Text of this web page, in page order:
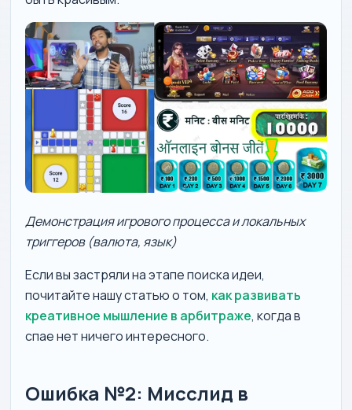
Демонстрация игрового процесса и локальных
триггеров (валюта, язык)
Если вы застряли на этапе поиска идеи,
почитайте нашу статью о том, как развивать
креативное мышление в арбитраже, когда в
спае нет ничего интересного.
Ошибка №2: Мисслид в